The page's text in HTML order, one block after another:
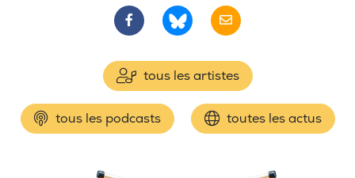
tous les artistes
tous les podcasts toutes les actus